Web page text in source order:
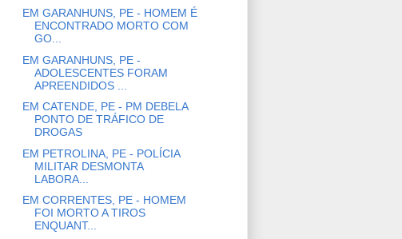
EM GARANHUNS, PE - HOMEM É
ENCONTRADO MORTO COM
GO...
EM GARANHUNS, PE -
ADOLESCENTES FORAM
APREENDIDOS ...
EM CATENDE, PE - PM DEBELA
PONTO DE TRÁFICO DE
DROGAS
EM PETROLINA, PE - POLÍCIA
MILITAR DESMONTA
LABORA...
EM CORRENTES, PE - HOMEM
FOI MORTO A TIROS
ENQUANT...